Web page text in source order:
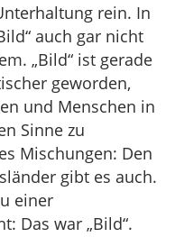
rein. In
auch gar nicht
„Bild“ ist gerade
geworden,
und Menschen in
Sinne zu
Mischungen: Den
gibt es auch.
einer
Das war „Bild“.